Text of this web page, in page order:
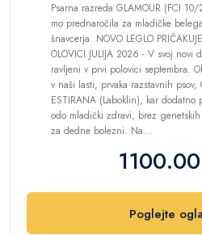
Psarna razreda GLAMOUR (FCI
mo prednaročila za mladičke
šnavcerja. NOVO LEGLO
OLOVICI JULIJA 2026 - V svoj novi
ravljeni v prvi polovici septembra.
v naši lasti, prvaka razstavnih psov,
ESTIRANA (Laboklin), kar dodatno
odo mladički zdravi, brez
za dedne bolezni. Na...
Poglejte